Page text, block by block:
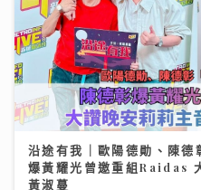
沿途有我｜歐陽德勛、陳德
爆黃耀光曾邀重組
黃淑蔓
23/07/2026
大暑熱到忟 身心勁易「中
煲到
23/07/2026